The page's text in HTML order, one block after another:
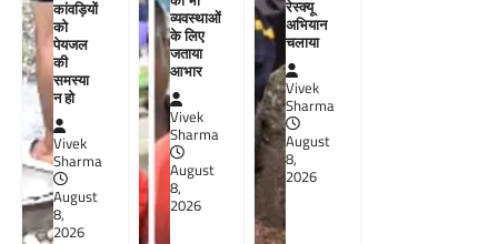
कांवड़ियों
को
पेयजल
की
समस्या
न हो
Vivek
Sharma
August
8,
2026
व्यवस्थाओं
के लिए
जताया
आभार
Vivek
Sharma
August
8,
2026
रेस्क्यू
अभियान
चलाया
Vivek
Sharma
August
8,
2026